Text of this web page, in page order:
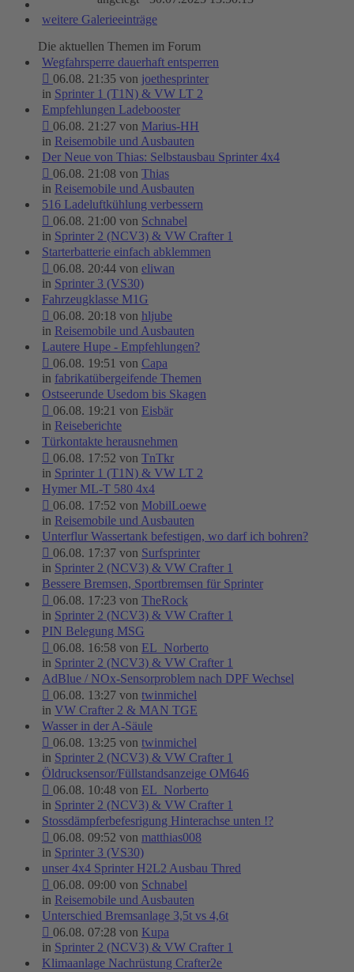
weitere Galerieeinträge
Die aktuellen Themen im Forum
Wegfahrsperre dauerhaft entsperren
06.08. 21:35 von joethesprinter
in Sprinter 1 (T1N) & VW LT 2
Empfehlungen Ladebooster
06.08. 21:27 von Marius-HH
in Reisemobile und Ausbauten
Der Neue von Thias: Selbstausbau Sprinter 4x4
06.08. 21:08 von Thias
in Reisemobile und Ausbauten
516 Ladeluftkühlung verbessern
06.08. 21:00 von Schnabel
in Sprinter 2 (NCV3) & VW Crafter 1
Starterbatterie einfach abklemmen
06.08. 20:44 von eliwan
in Sprinter 3 (VS30)
Fahrzeugklasse M1G
06.08. 20:18 von hljube
in Reisemobile und Ausbauten
Lautere Hupe - Empfehlungen?
06.08. 19:51 von Capa
in fabrikatübergeifende Themen
Ostseerunde Usedom bis Skagen
06.08. 19:21 von Eisbär
in Reiseberichte
Türkontakte herausnehmen
06.08. 17:52 von TnTkr
in Sprinter 1 (T1N) & VW LT 2
Hymer ML-T 580 4x4
06.08. 17:52 von MobilLoewe
in Reisemobile und Ausbauten
Unterflur Wassertank befestigen, wo darf ich bohren?
06.08. 17:37 von Surfsprinter
in Sprinter 2 (NCV3) & VW Crafter 1
Bessere Bremsen, Sportbremsen für Sprinter
06.08. 17:23 von TheRock
in Sprinter 2 (NCV3) & VW Crafter 1
PIN Belegung MSG
06.08. 16:58 von EL_Norberto
in Sprinter 2 (NCV3) & VW Crafter 1
AdBlue / NOx-Sensorproblem nach DPF Wechsel
06.08. 13:27 von twinmichel
in VW Crafter 2 & MAN TGE
Wasser in der A-Säule
06.08. 13:25 von twinmichel
in Sprinter 2 (NCV3) & VW Crafter 1
Öldrucksensor/Füllstandsanzeige OM646
06.08. 10:48 von EL_Norberto
in Sprinter 2 (NCV3) & VW Crafter 1
Stossdämpferbefesrigung Hinterachse unten !?
06.08. 09:52 von matthias008
in Sprinter 3 (VS30)
unser 4x4 Sprinter H2L2 Ausbau Thred
06.08. 09:00 von Schnabel
in Reisemobile und Ausbauten
Unterschied Bremsanlage 3,5t vs 4,6t
06.08. 07:28 von Kupa
in Sprinter 2 (NCV3) & VW Crafter 1
Klimaanlage Nachrüstung Crafter2e